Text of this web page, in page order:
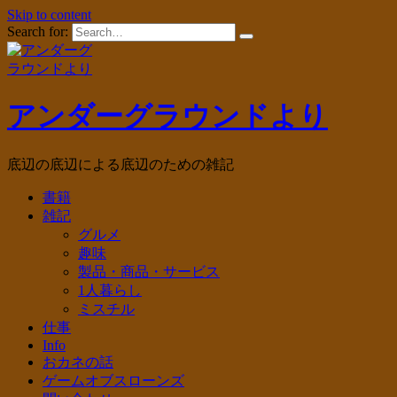
Skip to content
Search for:
アンダーグラウンドより
底辺の底辺による底辺のための雑記
書籍
雑記
グルメ
趣味
製品・商品・サービス
1人暮らし
ミスチル
仕事
Info
おカネの話
ゲームオブスローンズ